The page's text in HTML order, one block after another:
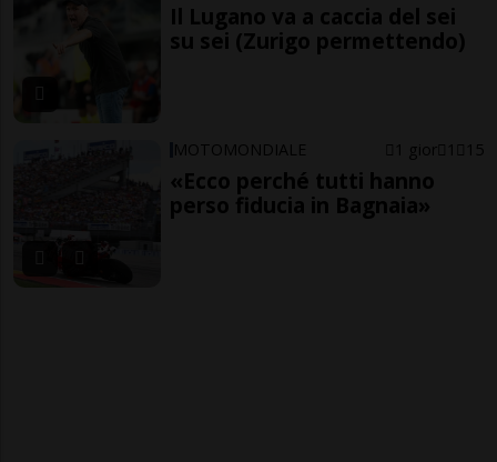
Il Lugano va a caccia del sei
su sei (Zurigo permettendo)
MOTOMONDIALE 1 gior 1 15
«Ecco perché tutti hanno
perso fiducia in Bagnaia»